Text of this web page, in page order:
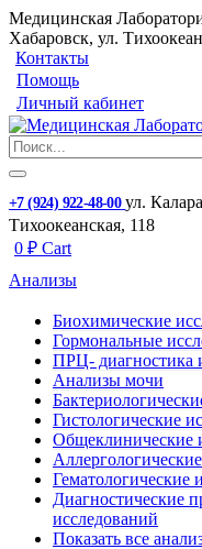
Медицинская
Хабаровск, ул.
Контакты
Помощь
Личный кабинет
+7 (924) 922-48-00 ул.
Тихоокеанская, 118
0 ₽ Cart
Анализы
Биохимические
Гормональные
ПРЦ- диагностика
Анализы мочи
Гистологические
Общеклинические
Гематологические
Диагностические
исследований
Показать все